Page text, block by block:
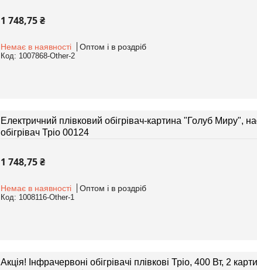
1 748,75 ₴
Немає в наявності Оптом і в роздріб
1007868-Other-2
Електричний плівковий обігрівач-картина "Голуб Миру",
обігрівач Тріо 00124
1 748,75 ₴
Немає в наявності Оптом і в роздріб
1008116-Other-1
Акція! Інфрачервоні обігрівачі плівкові Тріо, 400 Вт, 2